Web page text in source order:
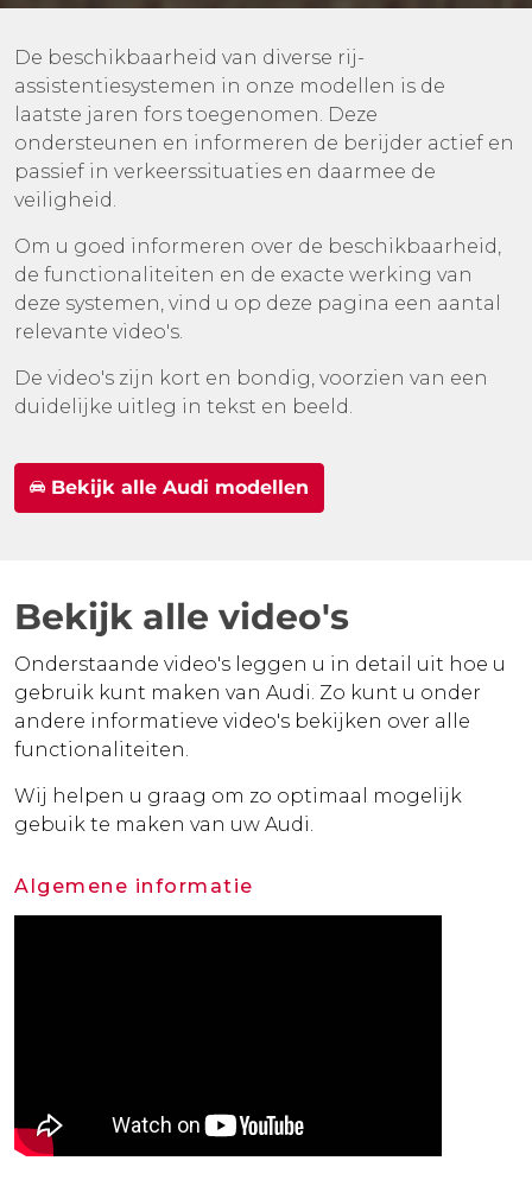
De beschikbaarheid van diverse rij-
assistentiesystemen in onze modellen is de
laatste jaren fors toegenomen. Deze
ondersteunen en informeren de berijder actief en
passief in verkeerssituaties en daarmee de
veiligheid.
Om u goed informeren over de beschikbaarheid,
de functionaliteiten en de exacte werking van
deze systemen, vind u op deze pagina een aantal
relevante video's.
De video's zijn kort en bondig, voorzien van een
duidelijke uitleg in tekst en beeld.
Bekijk alle Audi modellen
Bekijk alle video's
Onderstaande video's leggen u in detail uit hoe u
gebruik kunt maken van Audi. Zo kunt u onder
andere informatieve video's bekijken over alle
functionaliteiten.
Wij helpen u graag om zo optimaal mogelijk
gebuik te maken van uw Audi.
Algemene informatie